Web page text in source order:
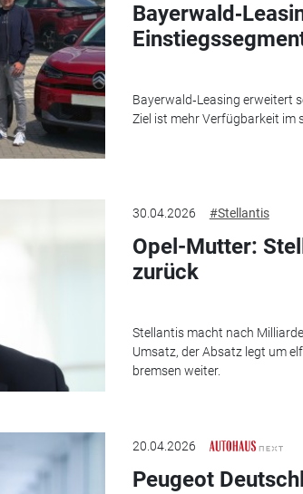
Bayerwald‑Leasing erweitert
Ziel ist mehr Verfügbarkeit im
30.04.2026 #Stellantis
Opel-Mutter:
zurück
Stellantis macht nach
Umsatz, der Absatz legt um
bremsen weiter.
20.04.2026
Peugeot